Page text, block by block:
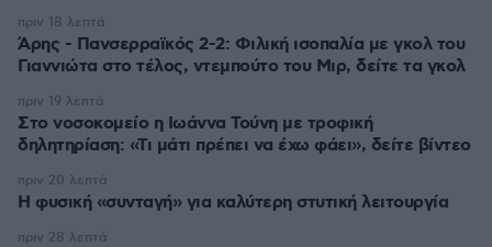
Άρης - Πανσερραϊκός 2-2: Φιλική ισοπαλία με γκολ του
Γιαννιώτα στο τέλος, ντεμπούτο του Μιρ, δείτε τα γκολ
πριν 18 λεπτά
Στο νοσοκομείο η Ιωάννα Τούνη με τροφική
δηλητηρίαση: «Τι μάτι πρέπει να έχω φάει», δείτε βίντεο
πριν 19 λεπτά
Η φυσική «συνταγή» για καλύτερη στυτική λειτουργία
πριν 20 λεπτά
πριν 28 λεπτά